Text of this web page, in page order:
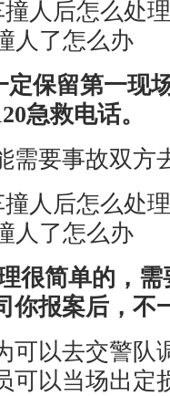
定保留第一现
急救电话。
需要事故双方
很简单的，
你报案后，不
可以去交警队
可以当场出定